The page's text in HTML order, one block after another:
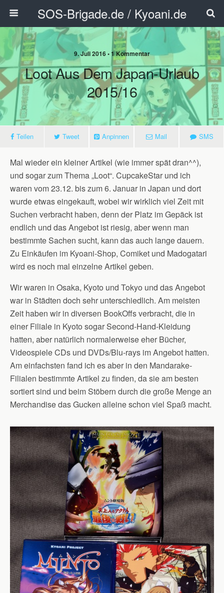
SOS-Brigade.de / Kyoani.de
9. Juli 2016 • 1 Kommentar
Loot Aus Dem Japan-Urlaub
2015/16
Teilen Tweet Anpinnen Mail SMS
Mal wieder ein kleiner Artikel (wie immer spät dran^^),
und sogar zum Thema „Loot“. CupcakeStar und ich
waren vom 23.12. bis zum 6. Januar in Japan und dort
wurde etwas eingekauft, wobei wir wirklich viel Zeit mit
Suchen verbracht haben, denn der Platz im Gepäck ist
endlich und das Angebot ist riesig, aber wenn man
bestimmte Sachen sucht, kann das auch lange dauern.
Zu Einkäufen im Kyoani-Shop, Comiket und Madogatari
wird es noch mal einzelne Artikel geben.
Wir waren in Osaka, Kyoto und Tokyo und das Angebot
war in Städten doch sehr unterschiedlich. Am meisten
Zeit haben wir in diversen BookOffs verbracht, die in
einer Filiale in Kyoto sogar Second-Hand-Kleidung
hatten, aber natürlich normalerweise eher Bücher,
Videospiele CDs und DVDs/Blu-rays im Angebot hatten.
Am einfachsten fand ich es aber in den Mandarake-
Filialen bestimmte Artikel zu finden, da sie am besten
sortiert sind und beim Stöbern durch die große Menge an
Merchandise das Gucken alleine schon viel Spaß macht.